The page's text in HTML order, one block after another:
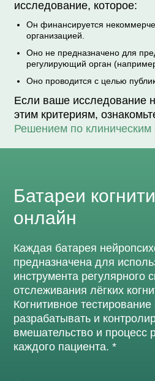
исследование, которое:
Он финансируется
организацией.
Оно не предназначено для
регулирующий орган
Оно проводится с целью
Если ваше исследование
этим критериям,
Решением по клиническим
Батареи
онлайн
Каждая батарея
предназначена для
инструмента регулярного
отслеживания лёгких
Когнитивное
разрабатывать и
вмешательство и процесс
каждого пациента. *